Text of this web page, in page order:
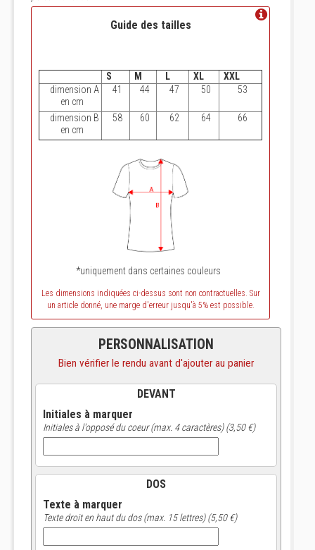
Guide des tailles
S M L XL
XXL
dimension A
en cm
41 44 47 50 53
dimension B
en cm
58 60 62 64 66
*uniquement dans certaines couleurs
Les dimensions indiquées ci-dessus sont non contractuelles. Sur
un article donné, une marge d'erreur jusqu'à 5% est possible.
PERSONNALISATION
Bien vérifier le rendu avant d'ajouter au panier
DEVANT
Initiales à marquer
Initiales à l'opposé du coeur (max. 4 caractères) (3,50 €)
DOS
Texte à marquer
Texte droit en haut du dos (max. 15 lettres) (5,50 €)